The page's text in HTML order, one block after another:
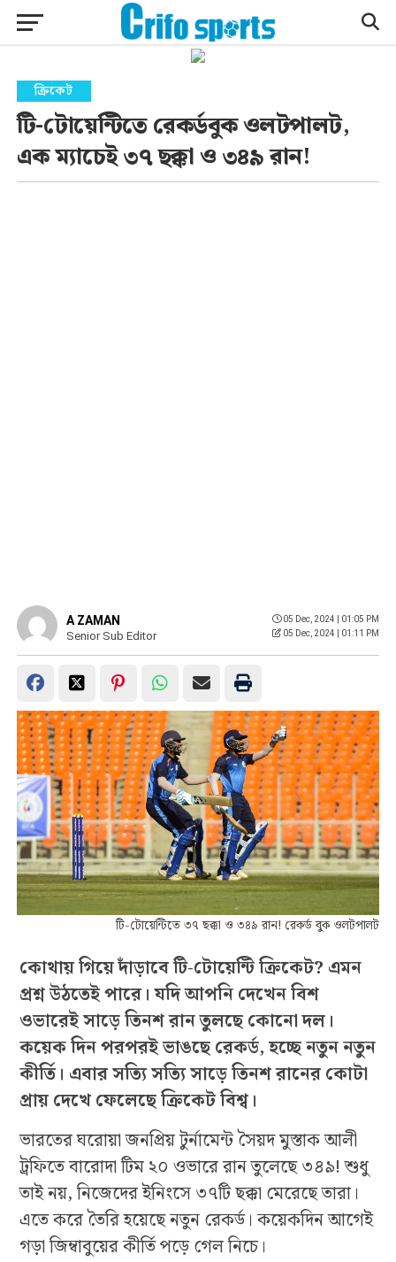
ক্রিকেট
টি-টোয়েন্টিতে রেকর্ডবুক ওলটপালট,
এক ম্যাচেই ৩৭ ছক্কা ও ৩৪৯ রান!
A ZAMAN
Senior Sub Editor
05 Dec, 2024 | 01:05 PM
05 Dec, 2024 | 01:11 PM
টি-টোয়েন্টিতে ৩৭ ছক্কা ও ৩৪৯ রান! রেকর্ড বুক ওলটপালট
কোথায় গিয়ে দাঁড়াবে টি-টোয়েন্টি ক্রিকেট? এমন
প্রশ্ন উঠতেই পারে। যদি আপনি দেখেন বিশ
ওভারেই সাড়ে তিনশ রান তুলছে কোনো দল।
কয়েক দিন পরপরই ভাঙছে রেকর্ড, হচ্ছে নতুন নতুন
কীর্তি। এবার সত্যি সত্যি সাড়ে তিনশ রানের কোটা
প্রায় দেখে ফেলেছে ক্রিকেট বিশ্ব।
ভারতের ঘরোয়া জনপ্রিয় টুর্নামেন্ট সৈয়দ মুস্তাক আলী
ট্রফিতে বারোদা টিম ২০ ওভারে রান তুলেছে ৩৪৯! শুধু
তাই নয়, নিজেদের ইনিংসে ৩৭টি ছক্কা মেরেছে তারা।
এতে করে তৈরি হয়েছে নতুন রেকর্ড। কয়েকদিন আগেই
গড়া জিম্বাবুয়ের কীর্তি পড়ে গেল নিচে।